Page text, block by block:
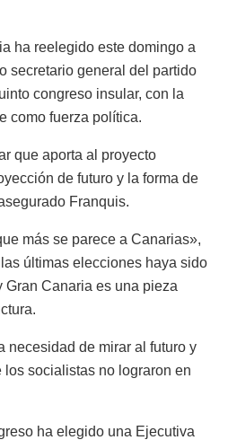
ha reelegido este domingo a
secretario general del partido
congreso insular, con la
como fuerza política.
que aporta al proyecto
de futuro y la forma de
Franquis.
más se parece a Canarias»,
últimas elecciones haya sido
Gran Canaria es una pieza
necesidad de mirar al futuro y
socialistas no lograron en
ha elegido una Ejecutiva